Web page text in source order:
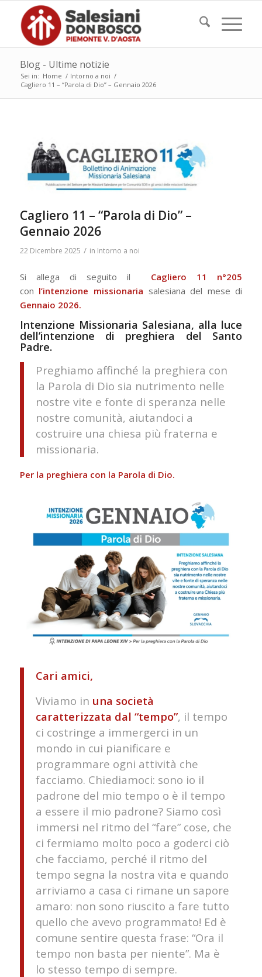
Blog - Ultime notizie
Sei in: Home / Intorno a noi /
Cagliero 11 – “Parola di Dio” – Gennaio 2026
Cagliero 11 – “Parola di Dio” –
Gennaio 2026
22 Dicembre 2025 / in Intorno a noi
Si allega di seguito il Cagliero 11 n°205
con l’intenzione missionaria salesiana del mese di
Gennaio 2026.
Intenzione Missionaria Salesiana, alla luce
dell’intenzione di preghiera del Santo
Padre.
Preghiamo affinché la preghiera con
la Parola di Dio sia nutrimento nelle
nostre vite e fonte di speranza nelle
nostre comunità, aiutandoci a
costruire una chiesa più fraterna e
missionaria.
Per la preghiera con la Parola di Dio.
Cari amici,
Viviamo in una società
caratterizzata dal “tempo”, il tempo
ci costringe a immergerci in un
mondo in cui pianificare e
programmare ogni attività che
facciamo. Chiediamoci: sono io il
padrone del mio tempo o è il tempo
a essere il mio padrone? Siamo così
immersi nel ritmo del “fare” cose, che
ci fermiamo molto poco a goderci ciò
che facciamo, perché il ritmo del
tempo segna la nostra vita e quando
arriviamo a casa ci rimane un sapore
amaro: non sono riuscito a fare tutto
quello che avevo programmato! Ed è
comune sentire questa frase: “Ora il
tempo non basta per niente”. Ma è
lo stesso tempo di sempre.